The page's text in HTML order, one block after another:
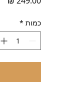
כמות *